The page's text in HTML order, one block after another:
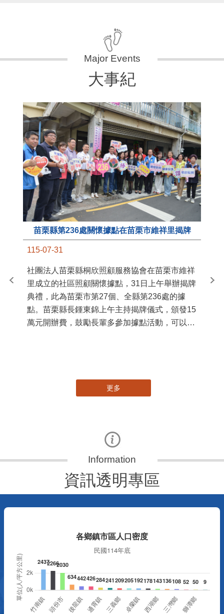
大事紀
苗栗縣第236處關懷據點在苗栗市維祥里揭牌
115-07-31
社團法人苗栗縣桐欣照顧服務協會在苗栗市維祥
里成立的社區照顧關懷據點，31日上午舉辦揭牌
典禮，此為苗栗市第27個、全縣第236處的據
點。苗栗縣長鍾東錦上午主持揭牌儀式，頒發15
萬元開辦費，鼓勵長輩多參加據點活動，可以更
苗
更多
資訊透明專區